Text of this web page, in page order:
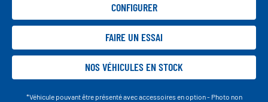
CONFIGURER
FAIRE UN ESSAI
NOS VÉHICULES EN STOCK
*Véhicule pouvant être présenté avec accessoires en option - Photo non